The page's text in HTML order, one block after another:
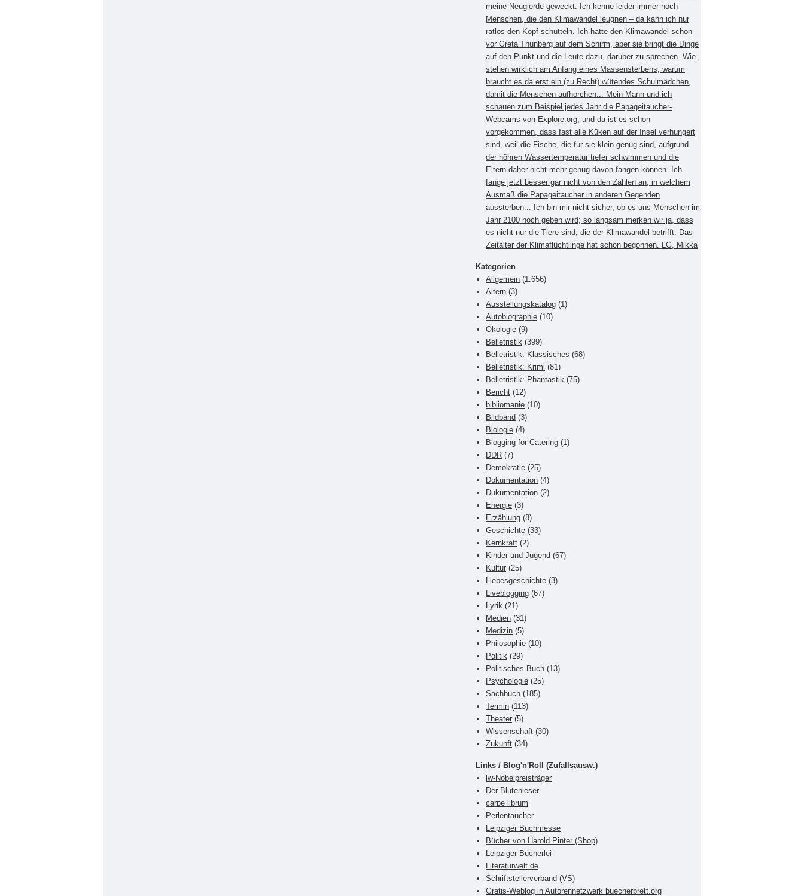
meine Neugierde geweckt. Ich kenne leider immer noch
Menschen, die den Klimawandel leugnen – da kann ich nur
ratlos den Kopf schütteln. Ich hatte den Klimawandel schon
vor Greta Thunberg auf dem Schirm, aber sie bringt die Dinge
auf den Punkt und die Leute dazu, darüber zu sprechen. Wie
stehen wirklich am Anfang eines Massensterbens, warum
braucht es da erst ein (zu Recht) wütendes Schulmädchen,
damit die Menschen aufhorchen... Mein Mann und ich
schauen zum Beispiel jedes Jahr die Papageitaucher-
Webcams von Explore.org, und da ist es schon
vorgekommen, dass fast alle Küken auf der Insel verhungert
sind, weil die Fische, die für sie klein genug sind, aufgrund
der höhren Wassertemperatur tiefer schwimmen und die
Eltern daher nicht mehr genug davon fangen können. Ich
fange jetzt besser gar nicht von den Zahlen an, in welchem
Ausmaß die Papageitaucher in anderen Gegenden
aussterben... Ich bin mir nicht sicher, ob es uns Menschen im
Jahr 2100 noch geben wird; so langsam merken wir ja, dass
es nicht nur die Tiere sind, die der Klimawandel betrifft. Das
Zeitalter der Klimaflüchtlinge hat schon begonnen. LG, Mikka
Kategorien
Allgemein (1.656)
Altern (3)
Ausstellungskatalog (1)
Autobiographie (10)
Ökologie (9)
Belletristik (399)
Belletristik: Klassisches (68)
Belletristik: Krimi (81)
Belletristik: Phantastik (75)
Bericht (12)
bibliomanie (10)
Bildband (3)
Biologie (4)
Blogging for Catering (1)
DDR (7)
Demokratie (25)
Dokumentation (4)
Dukumentation (2)
Energie (3)
Erzählung (8)
Geschichte (33)
Kernkraft (2)
Kinder und Jugend (67)
Kultur (25)
Liebesgeschichte (3)
Liveblogging (67)
Lyrik (21)
Medien (31)
Medizin (5)
Philosophie (10)
Politik (29)
Politisches Buch (13)
Psychologie (25)
Sachbuch (185)
Termin (113)
Theater (5)
Wissenschaft (30)
Zukunft (34)
Links / Blog'n'Roll (Zufallsausw.)
lw-Nobelpreisträger
Der Blütenleser
carpe librum
Perlentaucher
Leipziger Buchmesse
Bücher von Harold Pinter (Shop)
Leipziger Bücherlei
Literaturwelt.de
Schriftstellerverband (VS)
Gratis-Weblog in Autorennetzwerk buecherbrett.org